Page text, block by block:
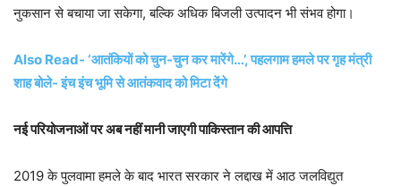
नुकसान से बचाया जा सकेगा, बल्कि अधिक बिजली उत्पादन भी संभव होगा।
Also Read- ‘आतंकियों को चुन-चुन कर मारेंगे…’, पहलगाम हमले पर गृह मंत्री
शाह बोले- इंच इंच भूमि से आतंकवाद को मिटा देंगे
नई परियोजनाओं पर अब नहीं मानी जाएगी पाकिस्तान की आपत्ति
2019 के पुलवामा हमले के बाद भारत सरकार ने लद्दाख में आठ जलविद्युत